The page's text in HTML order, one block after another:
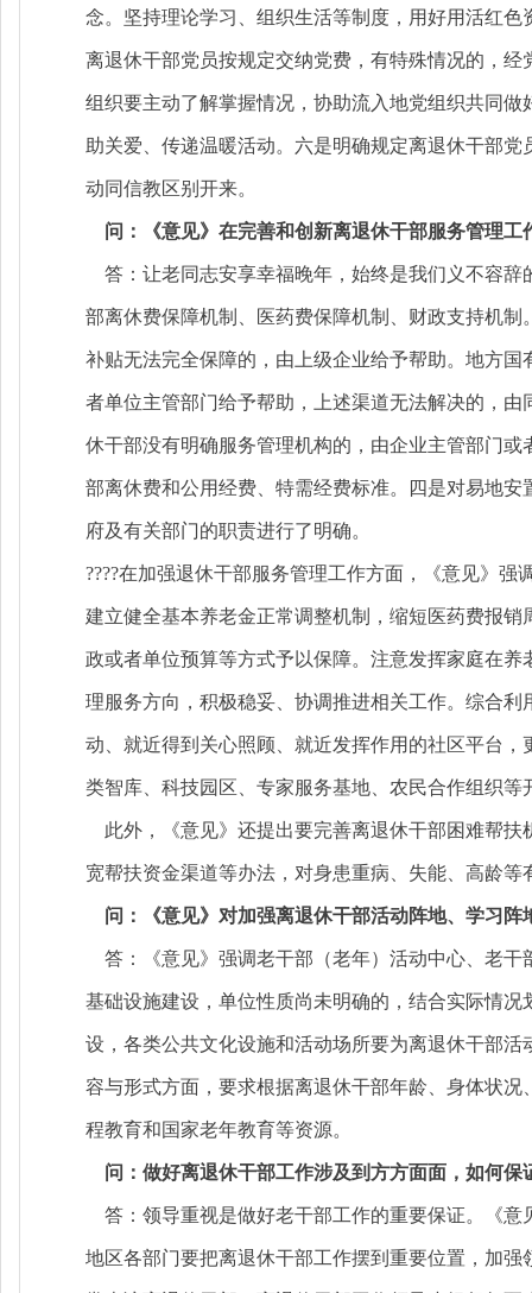
念。坚持理论学习、组织生活等制度，用好用活红
离退休干部党员按规定交纳党费，有特殊情况的，
组织要主动了解掌握情况，协助流入地党组织共同
助关爱、传递温暖活动。六是明确规定离退休干部
动同信教区别开来。
问：《意见》在完善和创新离退休干部服务管理工
答：让老同志安享幸福晚年，始终是我们义不容辞
部离休费保障机制、医药费保障机制、财政支持机
补贴无法完全保障的，由上级企业给予帮助。地方
者单位主管部门给予帮助，上述渠道无法解决的，
休干部没有明确服务管理机构的，由企业主管部门
部离休费和公用经费、特需经费标准。四是对易地
府及有关部门的职责进行了明确。
????在加强退休干部服务管理工作方面，《意见》
建立健全基本养老金正常调整机制，缩短医药费报
政或者单位预算等方式予以保障。注意发挥家庭在
理服务方向，积极稳妥、协调推进相关工作。综合
动、就近得到关心照顾、就近发挥作用的社区平台
类智库、科技园区、专家服务基地、农民合作组织
此外，《意见》还提出要完善离退休干部困难帮扶
宽帮扶资金渠道等办法，对身患重病、失能、高龄
问：《意见》对加强离退休干部活动阵地、学习阵
答：《意见》强调老干部（老年）活动中心、老干
基础设施建设，单位性质尚未明确的，结合实际情
设，各类公共文化设施和活动场所要为离退休干部
容与形式方面，要求根据离退休干部年龄、身体状
程教育和国家老年教育等资源。
问：做好离退休干部工作涉及到方方面面，如何保
答：领导重视是做好老干部工作的重要保证。《意
地区各部门要把离退休干部工作摆到重要位置，加